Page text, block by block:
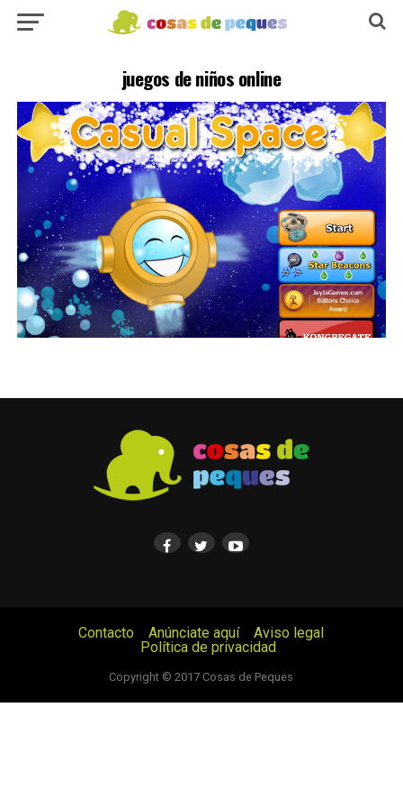
juegos de niños online
Contacto Anúnciate aquí
Aviso legal
Política de privacidad
Copyright © 2017 Cosas de Peques